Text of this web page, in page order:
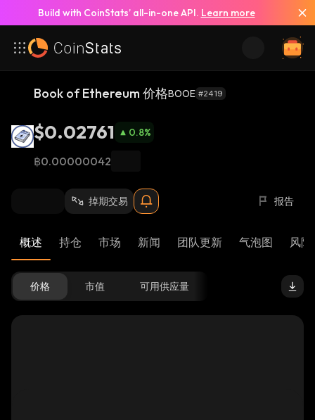
Build with CoinStats’ all-in-one API. Learn more
Book of Ethereum 价格BOOE #2419
$0.02761 0.8%
฿0.00000042
掉期交易 报告
概述 持仓 市场 新闻 团队更新 气泡图 风险
价格 市值 可用供应量